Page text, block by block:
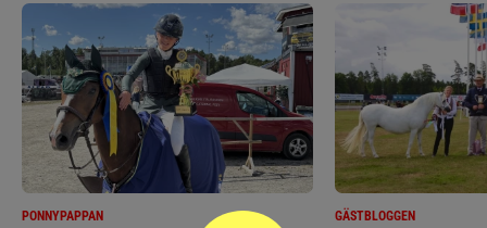
PONNYPAPPAN GÄSTBLOGGEN